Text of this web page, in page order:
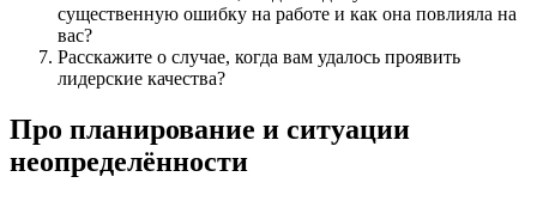
существенную ошибку на работе и как она повлияла на
вас?
Расскажите о случае, когда вам удалось проявить
лидерские качества?
Про планирование и ситуации
неопределённости